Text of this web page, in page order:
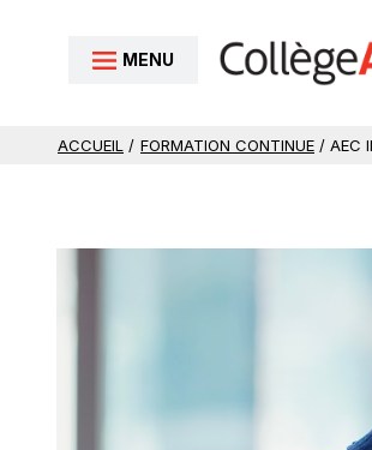
MENU
ACCUEIL / FORMATION CONTINUE / AEC